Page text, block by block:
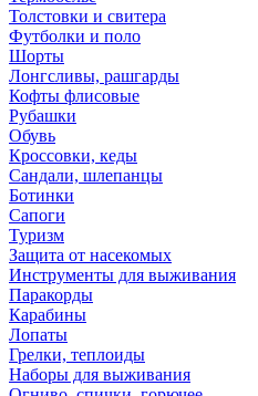
Толстовки и свитера
Футболки и поло
Шорты
Лонгсливы, рашгарды
Кофты флисовые
Рубашки
Обувь
Кроссовки, кеды
Сандали, шлепанцы
Ботинки
Сапоги
Туризм
Защита от насекомых
Инструменты для выживания
Паракорды
Карабины
Лопаты
Грелки, теплоиды
Наборы для выживания